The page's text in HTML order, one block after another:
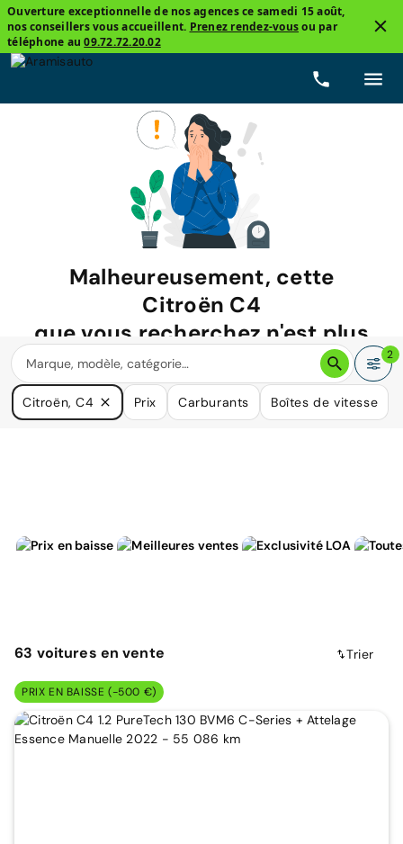
Ouverture exceptionnelle de nos agences ce samedi 15 août,
nos conseillers vous accueillent. Prenez rendez-vousou par
téléphone au09.72.72.20.02
Malheureusement, cette
Citroën C4
que vous recherchez n'est plus
disponible.
Nous avons de nombreuses voitures qui pourraient répondre
à vos besoins.
2
Citroën, C4 Prix Carburants Boîtes de vitesse
63 voitures en vente Trier
PRIX EN BAISSE (-500 €)